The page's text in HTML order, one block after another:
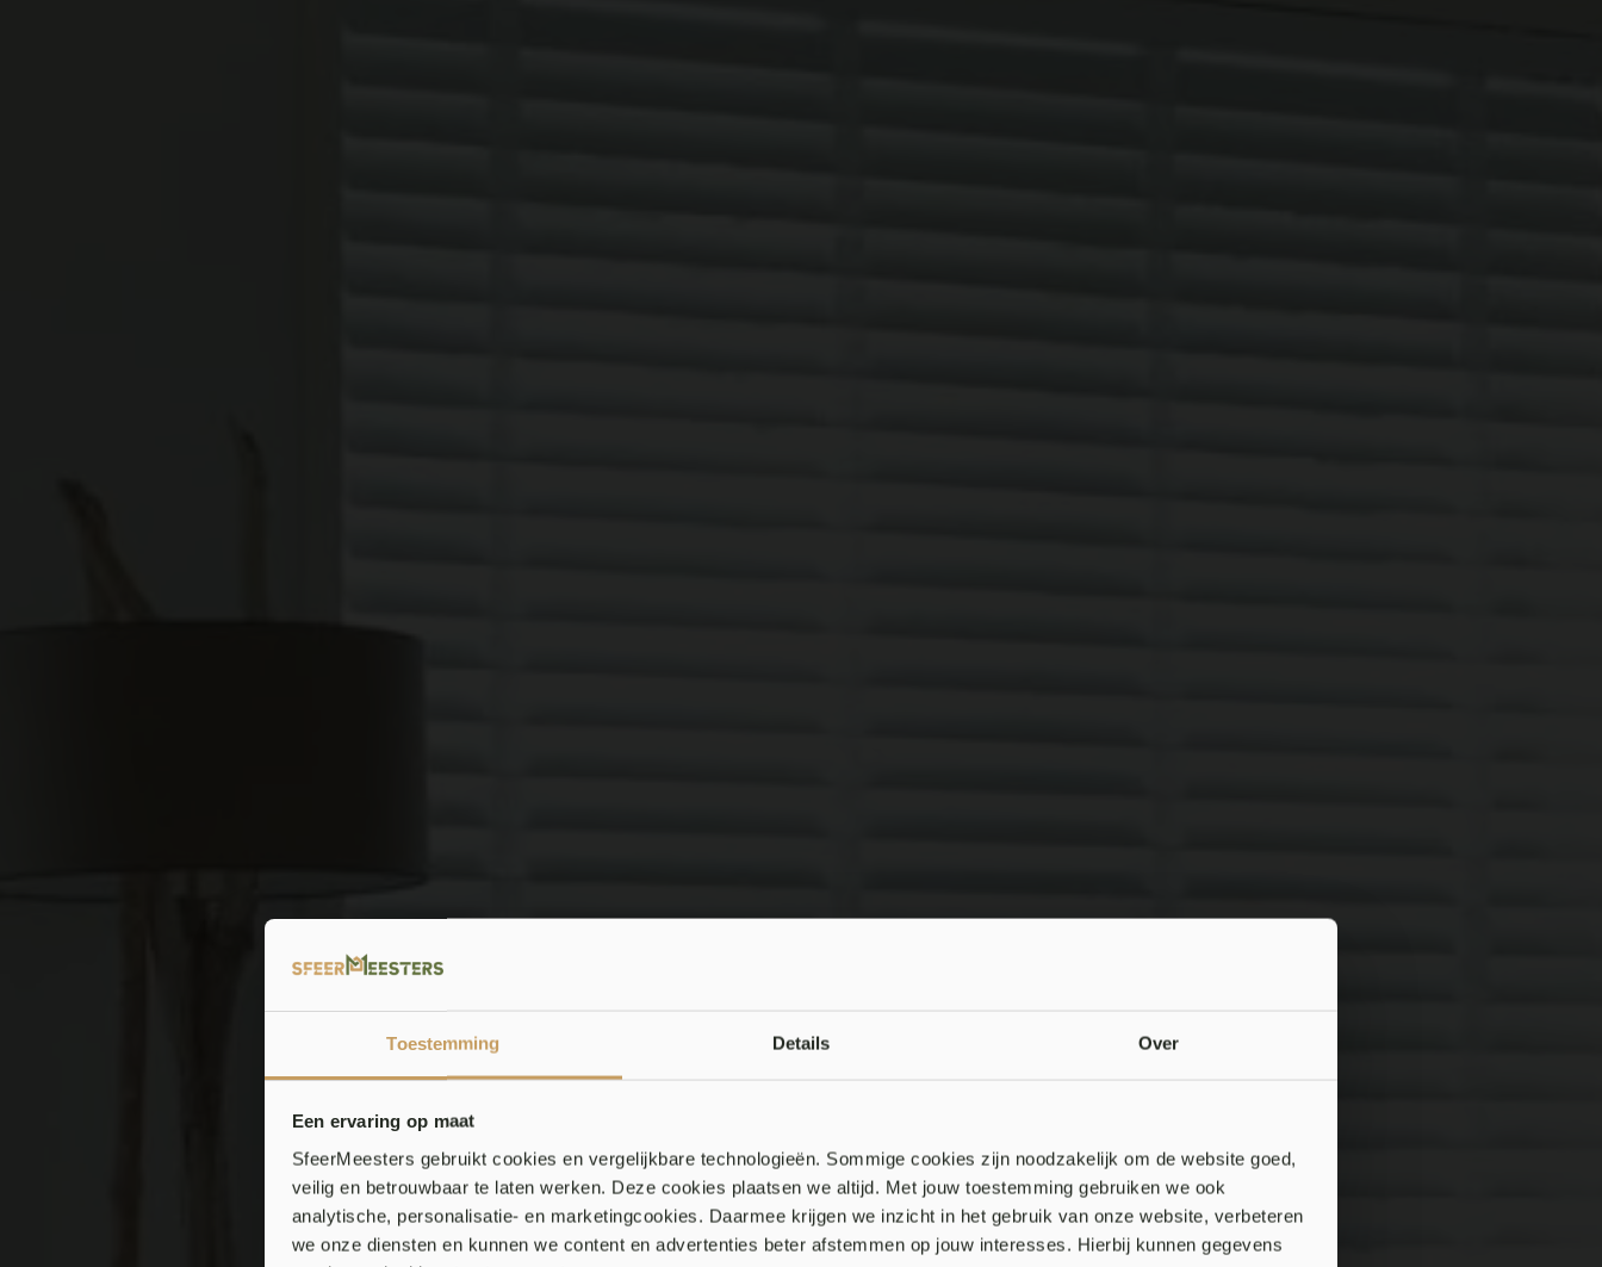
Toestemming Details Over
Een ervaring op maat
SfeerMeesters gebruikt cookies en vergelijkbare technologieën. Sommige cookies zijn noodzakelijk om de website goed,
veilig en betrouwbaar te laten werken. Deze cookies plaatsen we altijd. Met jouw toestemming gebruiken we ook
analytische, personalisatie- en marketingcookies. Daarmee krijgen we inzicht in het gebruik van onze website, verbeteren
we onze diensten en kunnen we content en advertenties beter afstemmen op jouw interesses. Hierbij kunnen gegevens